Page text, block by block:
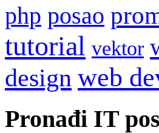
php posao
tutorial vektor
design web
Pronađi IT